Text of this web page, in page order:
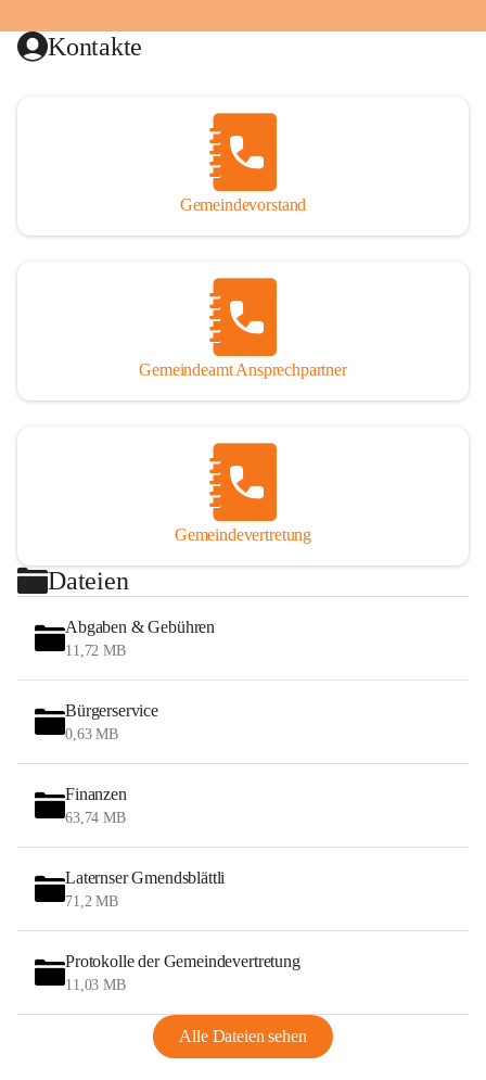
Kontakte
Gemeindevorstand
Gemeindeamt Ansprechpartner
Gemeindevertretung
Dateien
Abgaben & Gebühren
11,72 MB
Bürgerservice
0,63 MB
Finanzen
63,74 MB
Laternser Gmendsblättli
71,2 MB
Protokolle der Gemeindevertretung
11,03 MB
Alle Dateien sehen